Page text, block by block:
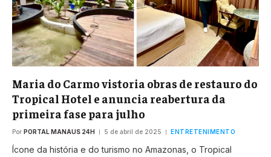
Maria do Carmo vistoria obras de restauro do
Tropical Hotel e anuncia reabertura da
primeira fase para julho
Por PORTAL MANAUS 24H 5 de abril de 2025 ENTRETENIMENTO
Ícone da história e do turismo no Amazonas, o Tropical